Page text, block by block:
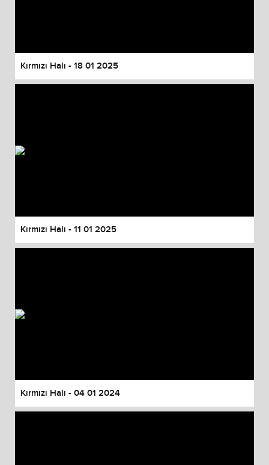
Kırmızı Halı - 18 01 2025
Kırmızı Halı - 11 01 2025
Kırmızı Halı - 04 01 2024